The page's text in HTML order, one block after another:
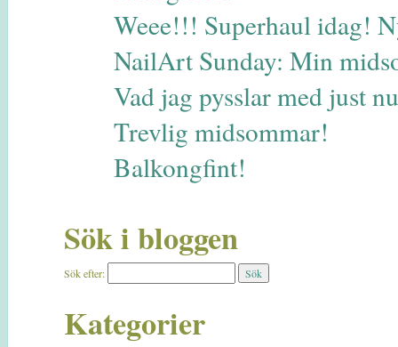
Weee!!! Superhaul idag!
NailArt Sunday: Min
Vad jag pysslar med just
Trevlig midsommar!
Balkongfint!
Sök i bloggen
Sök efter:
Kategorier